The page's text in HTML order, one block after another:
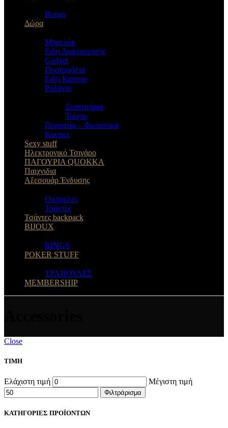
Bongs
Δώρα
Μπρελόκ
Eιδη Διακοσμησης
Gadget
Πορτοφόλια
Ειδη Καπνου
Ρολόγια
Ξυπνητήρια
Τοίχου
Πορτατίφ – Φωτιστικά
Κουπες
Sexy stuff
Ηλεκτρονικό Τσιγάρο
ΠΑΓΟΥΡΙΑ QUOKKA
Παιχνιδια
Αξεσουάρ Ένδυσης
Oμπρελες
Τσάντες
Τσάντες backpack
BIJOUX
RINGS
POKER STUFF
ΤΡΑΠΟΥΛΕΣ
MEMBERSHIP
Close
ΤΙΜΗ
Ελάχιστη τιμή Μέγιστη τιμή
Φιλτράρισμα
ΚΑΤΗΓΟΡΙΕΣ ΠΡΟΪΟΝΤΩΝ